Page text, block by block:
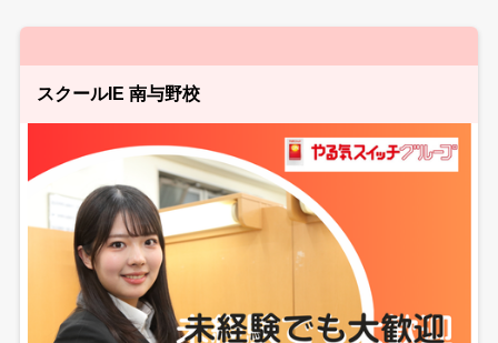
スクールIE 南与野校